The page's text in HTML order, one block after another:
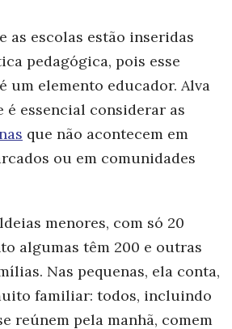
as escolas estão inseridas
pedagógica, pois esse
um elemento educador. Alva
é essencial considerar as
que não acontecem em
ou em comunidades
menores, com só 20
algumas têm 200 e outras
Nas pequenas, ela conta,
familiar: todos, incluindo
reúnem pela manhã, comem